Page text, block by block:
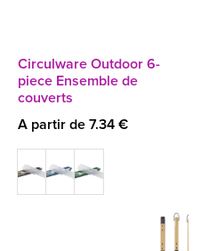
Circulware Outdoor 6-
piece Ensemble de
couverts
A partir de 7.34 €